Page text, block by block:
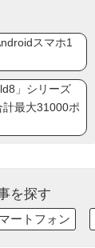
スマホ1
」シリーズ
最大31000ポ
を探す
ートフォン